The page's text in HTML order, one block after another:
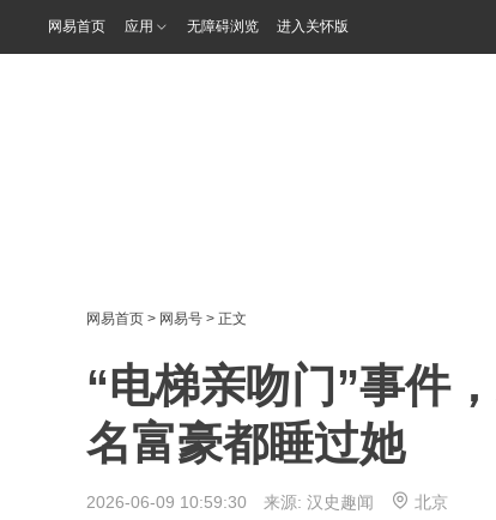
网易首页 应用 无障碍浏览 进入关怀版
网易首页 > 网易号 > 正文
“电梯亲吻门”事件
名富豪都睡过她
2026-06-09 10:59:30 来源: 汉史趣闻 北京